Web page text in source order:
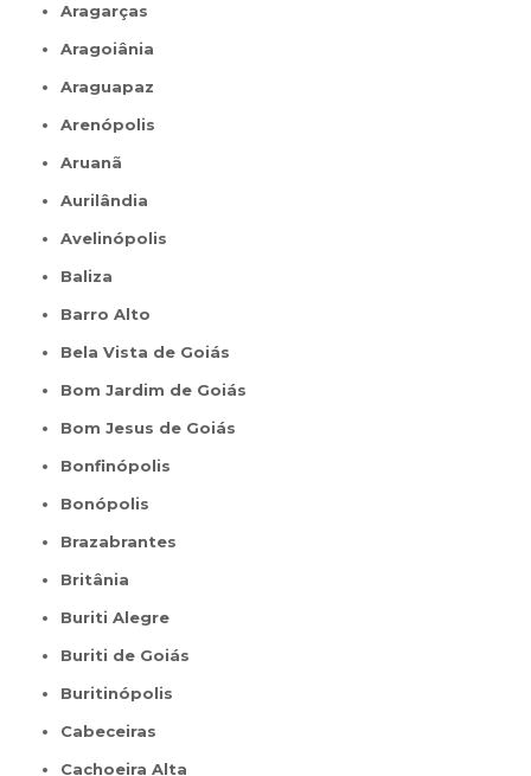
Aragarças
Aragoiânia
Araguapaz
Arenópolis
Aruanã
Aurilândia
Avelinópolis
Baliza
Barro Alto
Bela Vista de Goiás
Bom Jardim de Goiás
Bom Jesus de Goiás
Bonfinópolis
Bonópolis
Brazabrantes
Britânia
Buriti Alegre
Buriti de Goiás
Buritinópolis
Cabeceiras
Cachoeira Alta